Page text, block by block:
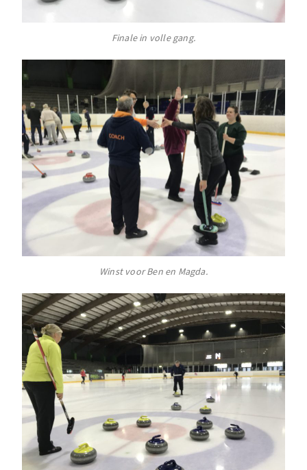
Finale in volle gang.
Winst voor Ben en Magda.